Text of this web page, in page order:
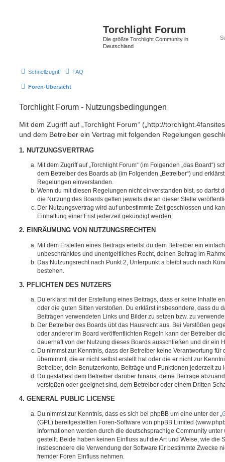
Torchlight Forum
Die größte Torchlight Community in
Deutschland
Schnellzugriff FAQ
Foren-Übersicht
Torchlight Forum - Nutzungsbedingungen
Mit dem Zugriff auf „Torchlight Forum“ („http://
und dem Betreiber ein Vertrag mit folgenden Regelungen
1. NUTZUNGSVERTRAG
Mit dem Zugriff auf „Torchlight Forum“ (im Folgenden „das Board“)
dem Betreiber des Boards ab (im Folgenden „Betreiber“) und
Regelungen einverstanden.
Wenn du mit diesen Regelungen nicht einverstanden bist, so darfst
die Nutzung des Boards gelten jeweils die an dieser Stelle
Der Nutzungsvertrag wird auf unbestimmte Zeit geschlossen und
Einhaltung einer Frist jederzeit gekündigt werden.
2. EINRÄUMUNG VON NUTZUNGSRECHTEN
Mit dem Erstellen eines Beitrags erteilst du dem Betreiber ein
unbeschränktes und unentgeltliches Recht, deinen Beitrag im
Das Nutzungsrecht nach Punkt 2, Unterpunkt a bleibt auch nach
bestehen.
3. PFLICHTEN DES NUTZERS
Du erklärst mit der Erstellung eines Beitrags, dass er keine Inhalte
oder die guten Sitten verstoßen. Du erklärst insbesondere, dass du
Beiträgen verwendeten Links und Bilder zu setzen bzw. zu
Der Betreiber des Boards übt das Hausrecht aus. Bei Verstößen
oder anderer im Board veröffentlichten Regeln kann der Betreiber
dauerhaft von der Nutzung dieses Boards ausschließen und dir ein
Du nimmst zur Kenntnis, dass der Betreiber keine Verantwortung für
übernimmt, die er nicht selbst erstellt hat oder die er nicht zur
Betreiber, dein Benutzerkonto, Beiträge und Funktionen jederzeit zu
Du gestattest dem Betreiber darüber hinaus, deine Beiträge
verstoßen oder geeignet sind, dem Betreiber oder einem Dritten
4. GENERAL PUBLIC LICENSE
Du nimmst zur Kenntnis, dass es sich bei phpBB um eine unter der „
(GPL) bereitgestellten Foren-Software von phpBB Limited
Informationen werden durch die deutschsprachige Community unter
gestellt. Beide haben keinen Einfluss auf die Art und Weise, wie die
insbesondere die Verwendung der Software für bestimmte Zwecke
fremder Foren Einfluss nehmen.